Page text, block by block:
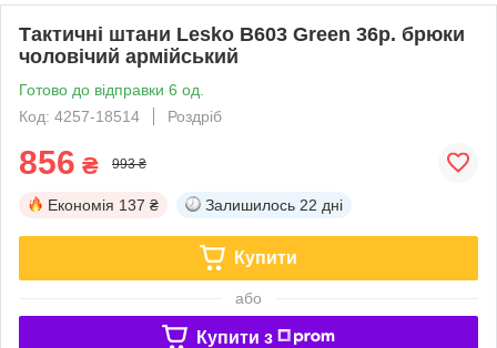
Тактичні штани Lesko B603 Green 36р. брюки
чоловічий армійський
Готово до відправки 6 од.
Код: 4257-18514
Роздріб
856 ₴ 993 ₴
Економія 137 ₴ Залишилось 22 дні
Купити
або
Купити з